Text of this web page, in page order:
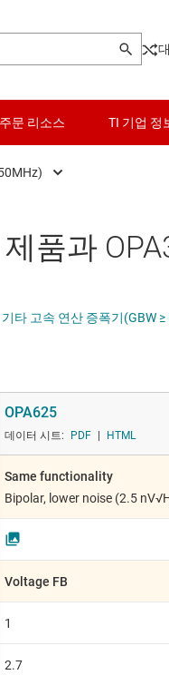
주문 리소스 TI 기업 정
이크로컨트롤러(MCU) 및 프
브 및 개별
서
치 및 멀티플렉서
선 연결
및 VGA)
증폭기
증폭기
품과
기타 고속 연산 증폭기(GBW
OPA625
데이터 시트: PDF HTML
Same functionality
Bipolar, lower noise (2.5
Voltage FB
1
2.7